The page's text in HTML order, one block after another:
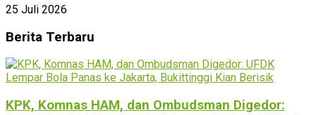
25 Juli 2026
Berita Terbaru
KPK, Komnas HAM, dan Ombudsman Digedor: